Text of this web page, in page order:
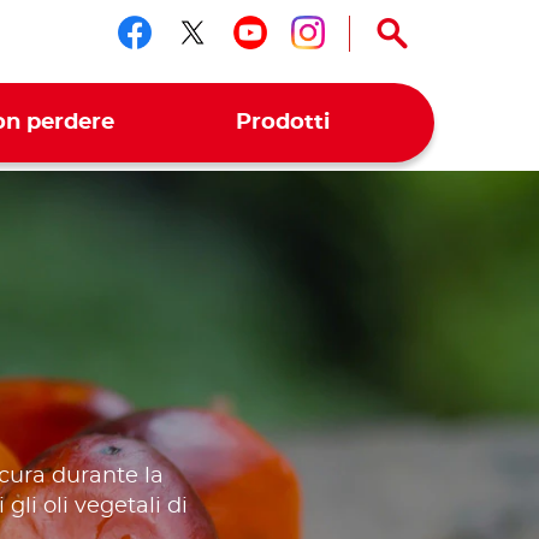
Seguici su facebook
Seguici su twitter
Seguici su
Seguici su
perdere Prodotti
durante la
gli oli vegetali di